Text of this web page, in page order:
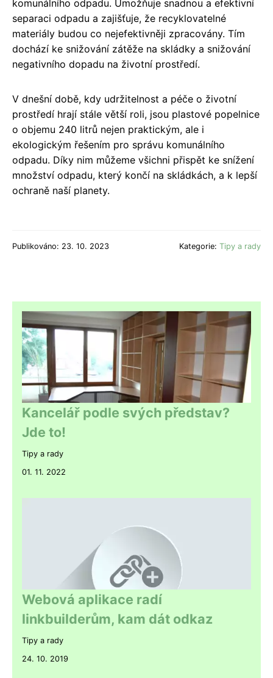
komunálního odpadu. Umožňuje snadnou a efektivní
separaci odpadu a zajišťuje, že recyklovatelné
materiály budou co nejefektivněji zpracovány. Tím
dochází ke snižování zátěže na skládky a snižování
negativního dopadu na životní prostředí.
V dnešní době, kdy udržitelnost a péče o životní
prostředí hrají stále větší roli, jsou plastové popelnice
o objemu 240 litrů nejen praktickým, ale i
ekologickým řešením pro správu komunálního
odpadu. Díky nim můžeme všichni přispět ke snížení
množství odpadu, který končí na skládkách, a k lepší
ochraně naší planety.
Publikováno: 23. 10. 2023 Kategorie: Tipy a rady
Kancelář podle svých představ?
Jde to!
Tipy a rady
01. 11. 2022
Webová aplikace radí
linkbuilderům, kam dát odkaz
Tipy a rady
24. 10. 2019